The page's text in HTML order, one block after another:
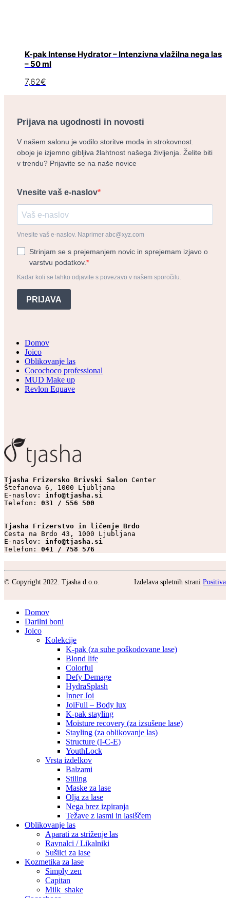
K-pak Intense Hydrator – Intenzivna vlažilna nega las
– 50 ml
7,62€
Prijava na ugodnosti in novosti
V našem salonu je vodilo storitve moda in strokovnost.
oboje je izjemno gibljiva žlahtnost našega življenja. Želite biti
v trendu? Prijavite se na naše novice
Vnesite vaš e-naslov
Vnesite vaš e-naslov. Naprimer abc@xyz.com
Strinjam se s prejemanjem novic in sprejemam izjavo o
varstvu podatkov.
Kadar koli se lahko odjavite s povezavo v našem sporočilu.
PRIJAVA
Domov
Joico
Oblikovanje las
Cocochoco professional
MUD Make up
Revlon Equave
Tjasha Frizersko Brivski Salon Center
Štefanova 6, 1000 Ljubljana
E-naslov: info@tjasha.si
Telefon: 031 / 556 500
Tjasha Frizerstvo in ličenje Brdo
Cesta na Brdo 43, 1000 Ljubljana
E-naslov: info@tjasha.si
Telefon: 041 / 758 576
© Copyright 2022. Tjasha d.o.o. Izdelava spletnih strani Positiva
Domov
Darilni boni
Joico
Kolekcije
K-pak (za suhe poškodovane lase)
Blond life
Colorful
Defy Demage
HydraSplash
Inner Joi
JoiFull – Body lux
K-pak stayling
Moisture recovery (za izsušene lase)
Stayling (za oblikovanje las)
Structure (I-C-E)
YouthLock
Vrsta izdelkov
Balzami
Stiling
Maske za lase
Olja za lase
Nega brez izpiranja
Težave z lasmi in lasiščem
Oblikovanje las
Aparati za striženje las
Ravnalci / Likalniki
Sušilci za lase
Kozmetika za lase
Simply zen
Capitan
Milk_shake